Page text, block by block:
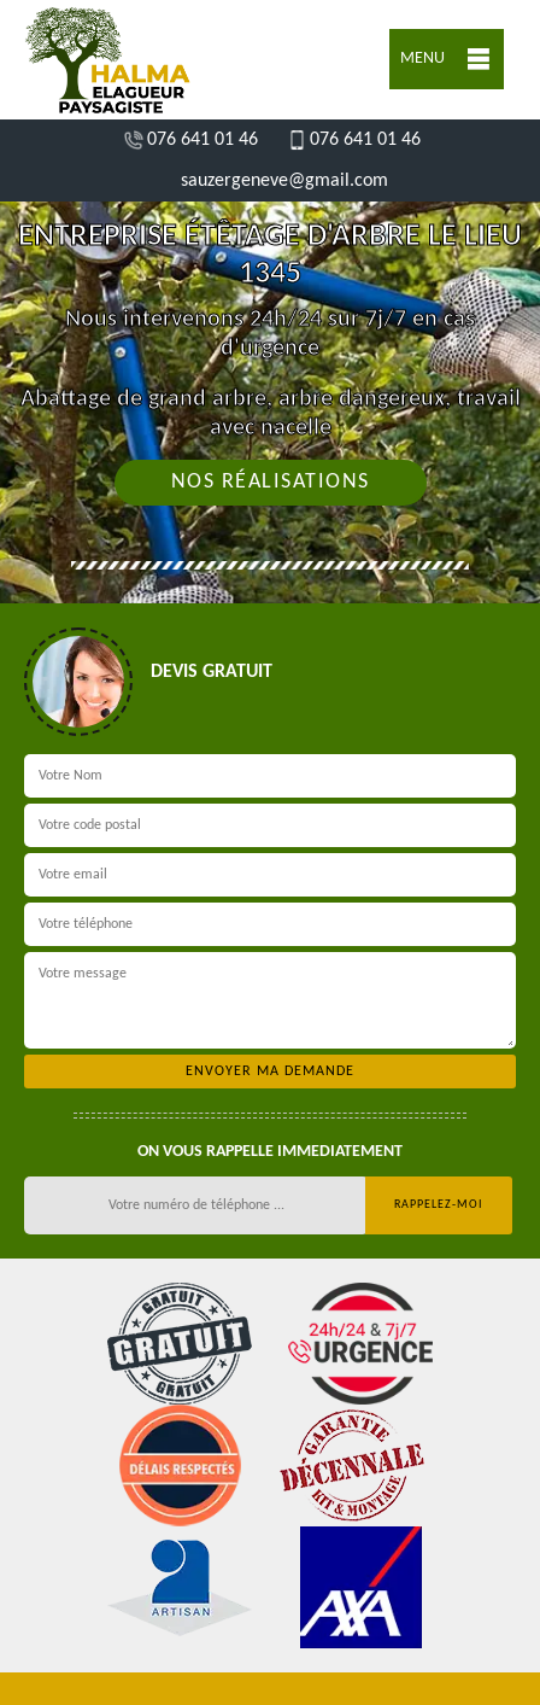
MENU
076 641 01 46 076 641 01 46
sauzergeneve@gmail.com
ENTREPRISE ÉTÊTAGE D'ARBRE LE LIEU
1345
Nous intervenons 24h/24 sur 7j/7 en cas
d'urgence
Abattage de grand arbre, arbre dangereux, travail
avec nacelle
NOS RÉALISATIONS
DEVIS GRATUIT
ON VOUS RAPPELLE IMMEDIATEMENT